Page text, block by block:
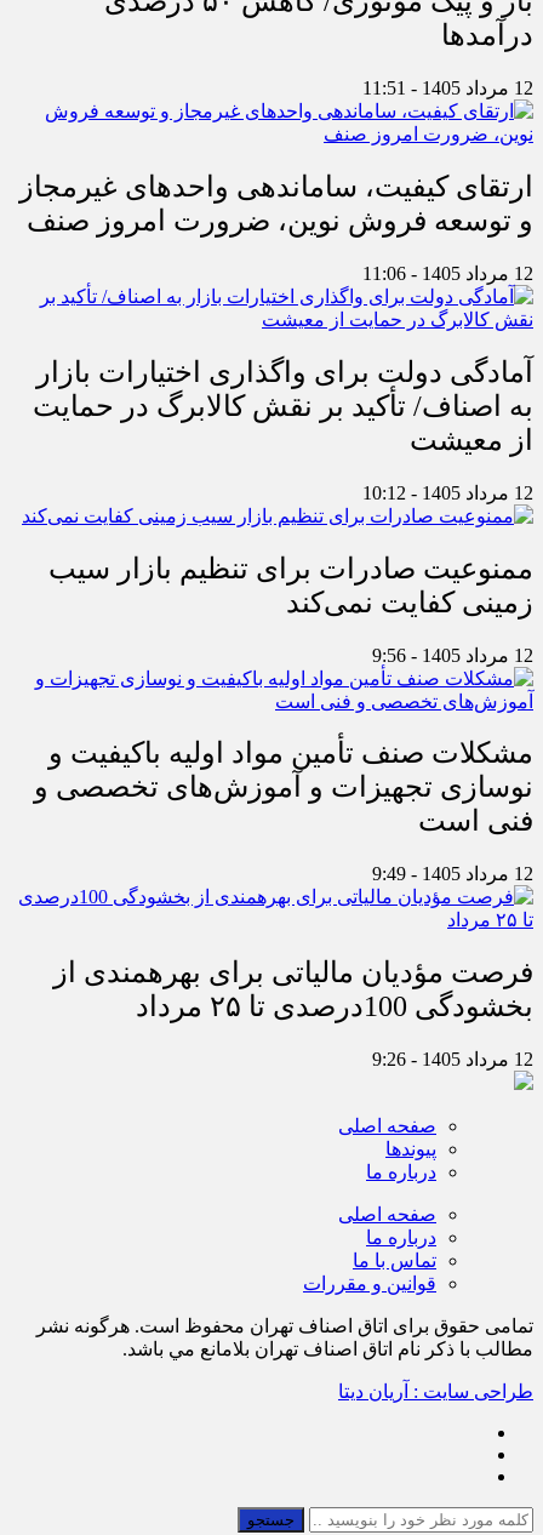
درآمدها
12 مرداد 1405 - 11:51
ارتقای کیفیت، ساماندهی واحدهای غیرمجاز
و توسعه فروش نوین، ضرورت امروز صنف
12 مرداد 1405 - 11:06
آمادگی دولت برای واگذاری اختیارات بازار
به اصناف/ تأکید بر نقش کالابرگ در حمایت
از معیشت
12 مرداد 1405 - 10:12
ممنوعیت صادرات برای تنظیم بازار سیب
زمینی کفایت نمی‌کند
12 مرداد 1405 - 9:56
مشکلات صنف تأمین مواد اولیه باکیفیت و
نوسازی تجهیزات و آموزش‌های تخصصی و
فنی است
12 مرداد 1405 - 9:49
فرصت مؤدیان مالیاتی برای بهره‎مندی از
بخشودگی 100درصدی تا ۲۵ مرداد
12 مرداد 1405 - 9:26
صفحه اصلی
پیوندها
درباره ما
صفحه اصلی
درباره ما
تماس با ما
قوانین و مقررات
تمامی حقوق برای اتاق اصناف تهران محفوظ است. هرگونه نشر
مطالب با ذكر نام اتاق اصناف تهران بلامانع مي باشد.
طراحی سایت : آریان دیتا
جستجو